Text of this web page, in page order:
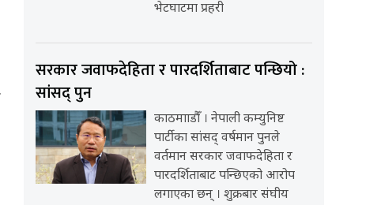
भेटघाटमा प्रहरी
सरकार जवाफदेहिता र पारदर्शिताबाट पन्छियो :
सांसद् पुन
काठमााडौँ । नेपाली कम्युनिष्ट
पार्टीका सांसद् वर्षमान पुनले
वर्तमान सरकार जवाफदेहिता र
पारदर्शिताबाट पन्छिएको आरोप
लगाएका छन् । शुक्रबार संघीय